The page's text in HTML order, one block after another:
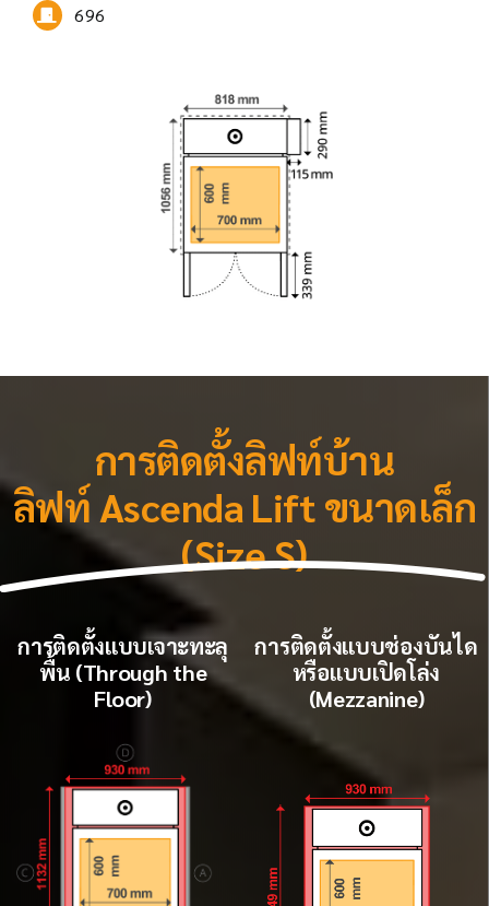
696
การติดตั้งลิฟท์บ้าน
ลิฟท์ Ascenda Lift ขนาดเล็ก
(Size S)
การติดตั้งแบบเจาะทะลุ
พื้น (Through the
Floor)
การติดตั้งแบบช่องบันได
หรือแบบเปิดโล่ง
(Mezzanine)